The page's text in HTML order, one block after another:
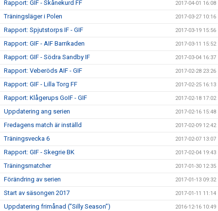
Rapport: GIF - Skånekurd FF 2017-04-01 16:08
Träningsläger i Polen 2017-03-27 10:16
Rapport: Spjutstorps IF - GIF 2017-03-19 15:56
Rapport: GIF - AIF Barrikaden 2017-03-11 15:52
Rapport: GIF - Södra Sandby IF 2017-03-04 16:37
Rapport: Veberöds AIF - GIF 2017-02-28 23:26
Rapport: GIF - Lilla Torg FF 2017-02-25 16:13
Rapport: Klågerups GoIF - GIF 2017-02-18 17:02
Uppdatering ang serien 2017-02-16 15:48
Fredagens match är inställd 2017-02-09 12:42
Träningsvecka 6 2017-02-07 13:07
Rapport: GIF - Skegrie BK 2017-02-04 19:43
Träningsmatcher 2017-01-30 12:35
Förändring av serien 2017-01-13 09:32
Start av säsongen 2017 2017-01-11 11:14
Uppdatering frimånad (”Silly Season”) 2016-12-16 10:49